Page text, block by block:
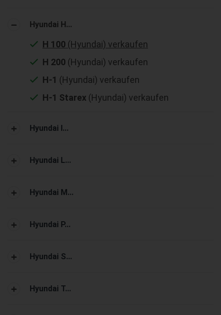
Hyundai H...
H 100 (Hyundai) verkaufen
H 200 (Hyundai) verkaufen
H-1 (Hyundai) verkaufen
H-1 Starex (Hyundai) verkaufen
Hyundai I...
Hyundai L...
Hyundai M...
Hyundai P...
Hyundai S...
Hyundai T...